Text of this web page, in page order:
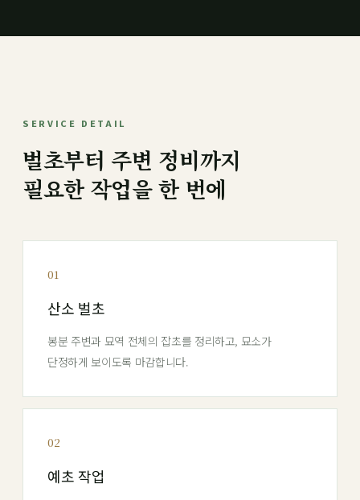
SERVICE DETAIL
벌초부터 주변 정비까지
필요한 작업을 한 번에
01
산소 벌초
봉분 주변과 묘역 전체의 잡초를 정리하고, 묘소가
단정하게 보이도록 마감합니다.
02
예초 작업